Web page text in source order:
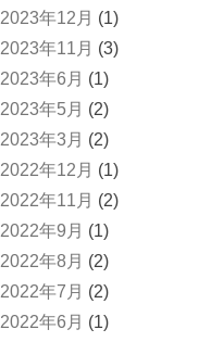
2023年12月 (1)
2023年11月 (3)
2023年6月 (1)
2023年5月 (2)
2023年3月 (2)
2022年12月 (1)
2022年11月 (2)
2022年9月 (1)
2022年8月 (2)
2022年7月 (2)
2022年6月 (1)